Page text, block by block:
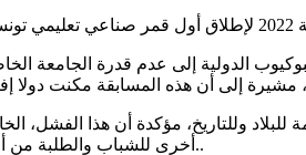
الدولية إلى عدم قدرة الجامعة
وللتاريخ، مؤكدة أن هذا الفشل،
أخرى للشباب والطلبة من أجل العمل على مشاريع حقيقية وعلى مستوى عالي في مجال الفضاء..